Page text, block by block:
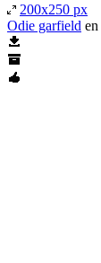
200x250 px
Odie garfield en